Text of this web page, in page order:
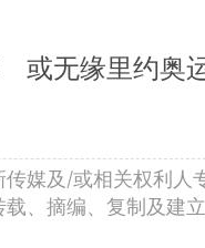
或无缘里约奥
媒及/或相关权利人
、摘编、复制及建